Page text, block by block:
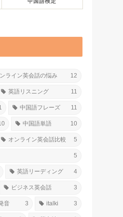
中国語検定
ライン英会話の悩み 12
英語リスニング 11
中国語フレーズ 11
中国語単語 10
オンライン英会話比較 5
5
英語リーディング 4
ビジネス英会話 3
音 3 italki 3